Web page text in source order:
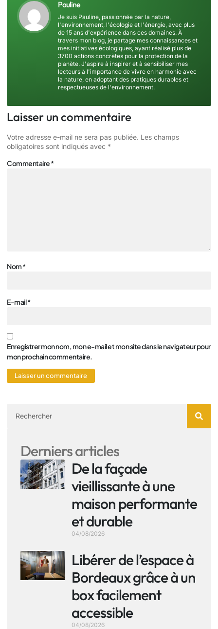
Pauline
Je suis Pauline, passionnée par la nature,
l'environnement, l'écologie et l'énergie, avec plus
de 15 ans d'expérience dans ces domaines. À
travers mon blog, je partage mes connaissances et
mes initiatives écologiques, ayant réalisé plus de
3700 actions concrètes pour la protection de la
planète. J'aspire à inspirer et à sensibiliser mes
lecteurs à l'importance de vivre en harmonie avec
la nature, en adoptant des pratiques durables et
respectueuses de l'environnement.
Laisser un commentaire
Votre adresse e-mail ne sera pas publiée. Les champs
obligatoires sont indiqués avec *
Commentaire*
Nom*
E-mail*
Enregistrer mon nom, mon e-mail et mon site dans le navigateur pour
mon prochain commentaire.
Derniers articles
De la façade
vieillissante à une
maison performante
et durable
04/08/2026
Libérer de l’espace à
Bordeaux grâce à un
box facilement
accessible
04/08/2026